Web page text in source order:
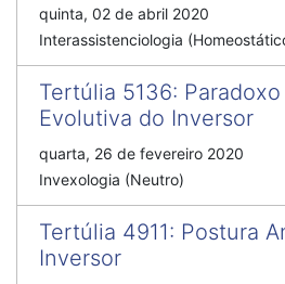
quinta, 02 de abril 2020
Interassistenciologia
Tertúlia 5136:
Evolutiva do Inversor
quarta, 26 de fevereiro 2020
Invexologia (Neutro)
Tertúlia 4911: Postura
Inversor